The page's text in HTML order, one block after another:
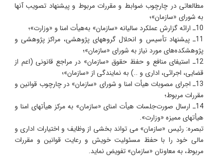
مطالعاتی در چارچوب ضوابط و مقررات مربوط و پیشنهاد تصویب آنها
به شورای «سازمان»؛
10ـ ارائه گزارش عملکرد سالیانه «سازمان» به‌هیأت امنا و «وزارت»؛
11ـ پیشنهاد تأسیس و انحلال گروههای پژوهشی، مراکز پژوهشی و
پژوهشکده‌های مورد نیاز به شورای «سازمان»؛
12ـ استیفای منافع و حفظ حقوق «سازمان» در مراجع قانونی (اعم از
قضایی، اجرائی، اداری و ..) به نمایندگی از «سازمان»؛
13ـ اجرای مصوبات هیأت امنا و شورای «سازمان» در چارچوب قوانین و
مقررات مربوط؛
14ـ ارسال صورت‌جلسات هیأت امنای «سازمان» به مرکز هیأتهای امنا و
هیأتهای ممیزه «وزارت».
تبصره: رئیس «سازمان» می تواند بخشی از وظایف و اختیارات اداری و
مالی خود را با حفظ مسئولیت خویش و رعایت قوانین و مقررات
مربوط، به معاونان «سازمان» تفویض نماید.